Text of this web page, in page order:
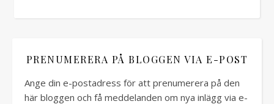
PRENUMERERA PÅ BLOGGEN VIA E-POST
Ange din e-postadress för att prenumerera på den
här bloggen och få meddelanden om nya inlägg via e-